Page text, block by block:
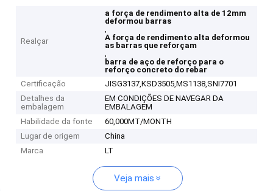
Realçar
a força de rendimento alta de 12mm
deformou barras
,
A força de rendimento alta deformou
as barras que reforçam
,
barra de aço de reforço para o
reforço concreto do rebar
Certificação
JISG3137,KSD3505,MS1138,SNI7701
Detalhes da
embalagem
EM CONDIÇÕES DE NAVEGAR DA
EMBALAGEM
Habilidade da fonte
60,000MT/MONTH
Lugar de origem
China
Marca
LT
Veja mais